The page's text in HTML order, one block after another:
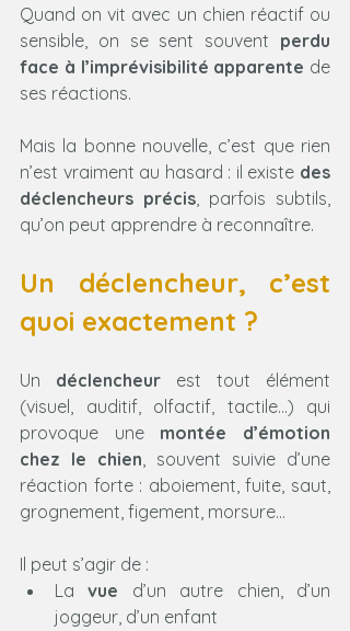
Quand on vit avec un chien réactif ou
sensible, on se sent souvent perdu
face à l’imprévisibilité apparente de
ses réactions.
Mais la bonne nouvelle, c’est que rien
n’est vraiment au hasard : il existe des
déclencheurs précis, parfois subtils,
qu’on peut apprendre à reconnaître.
Un déclencheur, c’est
quoi exactement ?
Un déclencheur est tout élément
(visuel, auditif, olfactif, tactile…) qui
provoque une montée d’émotion
chez le chien, souvent suivie d’une
réaction forte : aboiement, fuite, saut,
grognement, figement, morsure…
Il peut s’agir de :
La vue d’un autre chien, d’un
joggeur, d’un enfant